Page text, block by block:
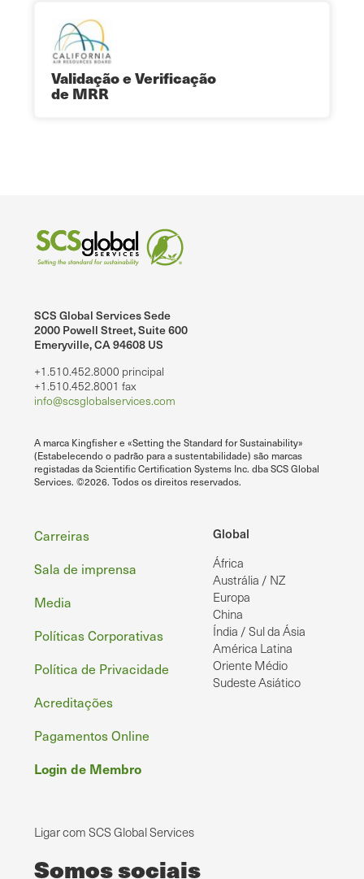
Validação e Verificação
de MRR
SCS Global Services Sede
2000 Powell Street, Suite 600
Emeryville, CA 94608 US
+1.510.452.8000 principal
+1.510.452.8001 fax
info@scsglobalservices.com
A marca Kingfisher e «Setting the Standard for Sustainability»
(Estabelecendo o padrão para a sustentabilidade) são marcas
registadas da Scientific Certification Systems Inc. dba SCS Global
Services. ©2026. Todos os direitos reservados.
Global
África
Austrália / NZ
Europa
China
Índia / Sul da Ásia
América Latina
Oriente Médio
Sudeste Asiático
Rodapé
Carreiras
Sala de imprensa
Media
Políticas Corporativas
Política de Privacidade
Acreditações
Pagamentos Online
Login de Membro
Ligar com SCS Global Services
Somos sociais